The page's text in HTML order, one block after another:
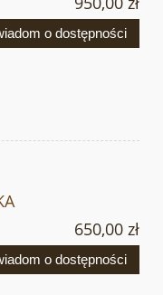
o dostępności
650,00 zł
o dostępności